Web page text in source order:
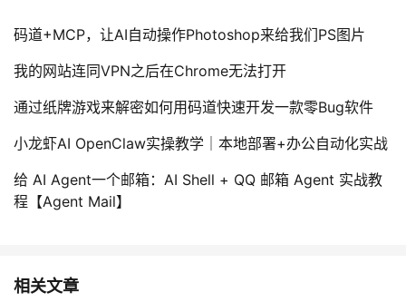
码道+MCP，让AI自动操作Photoshop来给我们PS图片
我的网站连同VPN之后在Chrome无法打开
通过纸牌游戏来解密如何用码道快速开发一款零Bug软件
小龙虾AI OpenClaw实操教学｜本地部署+办公自动化实战
给 AI Agent一个邮箱：AI Shell + QQ 邮箱 Agent 实战教
程【Agent Mail】
相关文章